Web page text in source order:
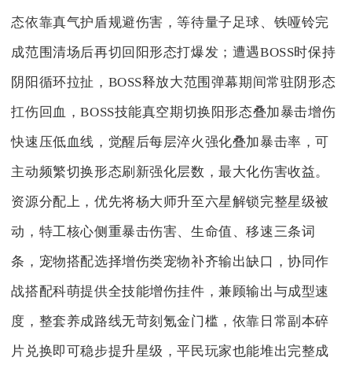
态依靠真气护盾规避伤害，等待量子足球、铁哑铃完
成范围清场后再切回阳形态打爆发；遭遇BOSS时保持
阴阳循环拉扯，BOSS释放大范围弹幕期间常驻阴形态
扛伤回血，BOSS技能真空期切换阳形态叠加暴击增伤
快速压低血线，觉醒后每层淬火强化叠加暴击率，可
主动频繁切换形态刷新强化层数，最大化伤害收益。
资源分配上，优先将杨大师升至六星解锁完整星级被
动，特工核心侧重暴击伤害、生命值、移速三条词
条，宠物搭配选择增伤类宠物补齐输出缺口，协同作
战搭配科萌提供全技能增伤挂件，兼顾输出与成型速
度，整套养成路线无苛刻氪金门槛，依靠日常副本碎
片兑换即可稳步提升星级，平民玩家也能堆出完整成